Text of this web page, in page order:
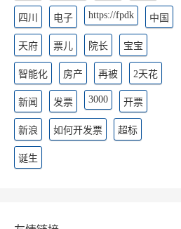
四川 电子 https://fpdk 中国
天府 票儿 院长 宝宝
智能化 房产 再被 2天花
新闻 发票 3000 开票
新浪 如何开发票 超标
诞生